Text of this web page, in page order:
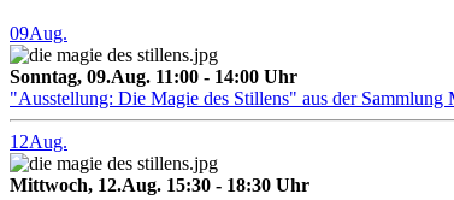
09Aug.
Sonntag, 09.Aug. 11:00 - 14:00 Uhr
"Ausstellung: Die Magie des Stillens" aus der Sammlung
12Aug.
Mittwoch, 12.Aug. 15:30 - 18:30 Uhr